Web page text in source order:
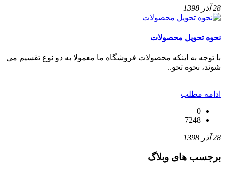
28 آذر 1398
نحوه تحویل محصولات
با توجه به اینکه محصولات فروشگاه ما معمولا به دو نوع تقسیم می
شوند، نحوه تحو..
ادامه مطلب
0
7248
28 آذر 1398
برجسب های وبلاگ